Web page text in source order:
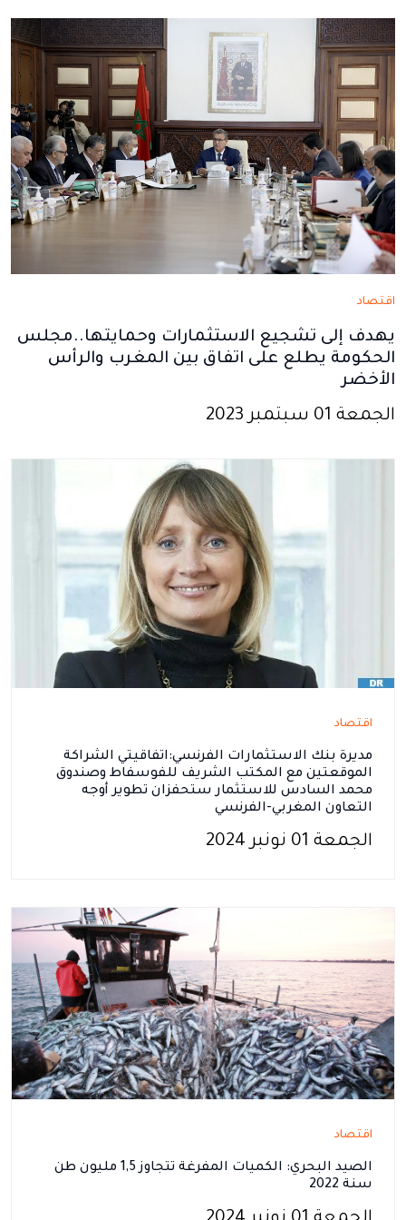
جديدةجديدةجديدة جديدةجديدة
اقتصاد
يهدف إلى تشجيع الاستثمارات وحمايتها..مجلس
الحكومة يطلع على اتفاق بين المغرب والرأس
الأخضر
الجمعة 01 سبتمبر 2023
اقتصاد
مديرة بنك الاستثمارات الفرنسي:اتفاقيتي الشراكة
الموقعتين مع المكتب الشريف للفوسفاط وصندوق
محمد السادس للاستثمار ستحفزان تطوير أوجه
التعاون المغربي-الفرنسي
الجمعة 01 نونبر 2024
اقتصاد
الصيد البحري: الكميات المفرغة تتجاوز 1,5 مليون طن
سنة 2022